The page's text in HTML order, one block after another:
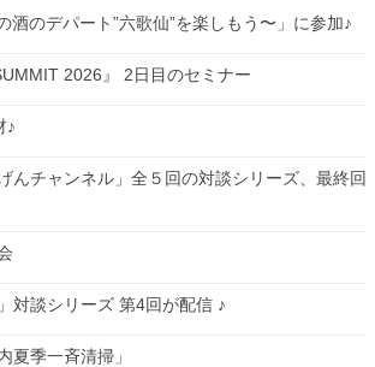
酒のデパート”六歌仙”を楽しもう〜」に参加♪
2026』 2日目のセミナー
♪
んチャンネル」全５回の対談シリーズ、最終回
対談シリーズ 第4回が配信 ♪
夏季一斉清掃」